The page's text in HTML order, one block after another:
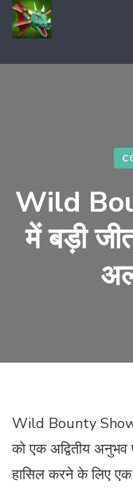
Aller
au
contenu
Wild
में बड़ी
Wild Bounty
को एक अद्वितीय
हासिल करने के लिए एक